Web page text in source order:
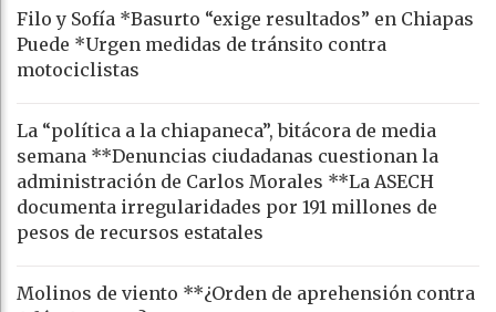
Filo y Sofía *Basurto “exige resultados” en Chiapas
Puede *Urgen medidas de tránsito contra
motociclistas
La “política a la chiapaneca”, bitácora de media
semana **Denuncias ciudadanas cuestionan la
administración de Carlos Morales **La ASECH
documenta irregularidades por 191 millones de
pesos de recursos estatales
Molinos de viento **¿Orden de aprehensión contra